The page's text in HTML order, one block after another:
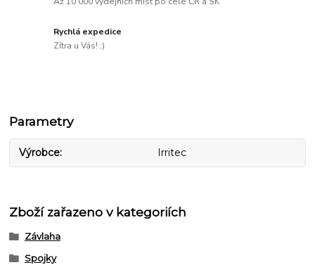
Rychlá expedice
Zítra u Vás! ;)
Parametry
Výrobce Irritec
Zboží zařazeno v kategoriích
Závlaha
Spojky